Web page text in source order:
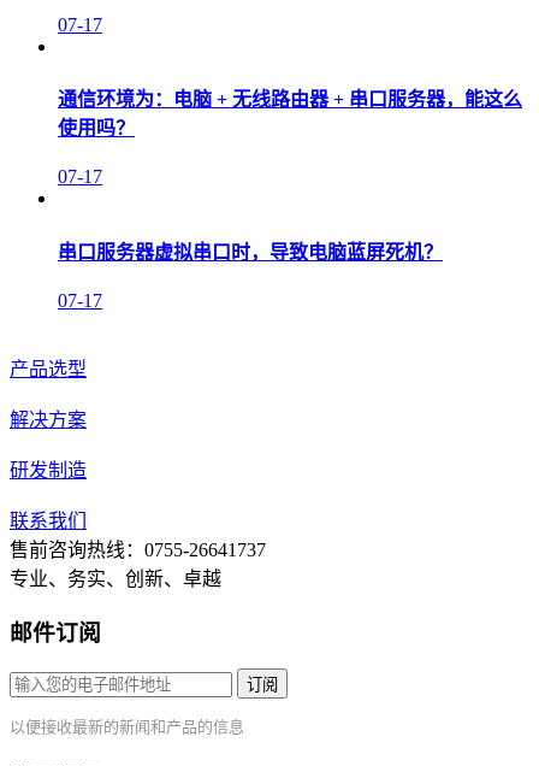
07-17
通信环境为：电脑 + 无线路由器 + 串口服务器，能这么
使用吗？
07-17
串口服务器虚拟串口时，导致电脑蓝屏死机？
07-17
产品选型
解决方案
研发制造
联系我们
售前咨询热线：0755-26641737
专业、务实、创新、卓越
邮件订阅
订阅
以便接收最新的新闻和产品的信息